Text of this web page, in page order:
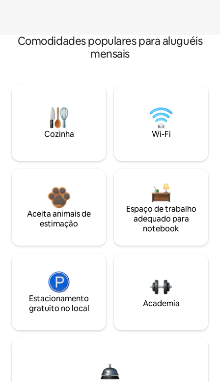
Comodidades populares para aluguéis
mensais
Cozinha Wi-Fi
Aceita animais de
estimação
Espaço de trabalho
adequado para
notebook
Estacionamento
gratuito no local
Academia